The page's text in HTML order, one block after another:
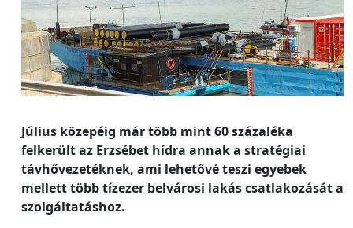
Július közepéig már több mint 60 százaléka
felkerült az Erzsébet hídra annak a stratégiai
távhővezetéknek, ami lehetővé teszi egyebek
mellett több tízezer belvárosi lakás csatlakozását a
szolgáltatáshoz.